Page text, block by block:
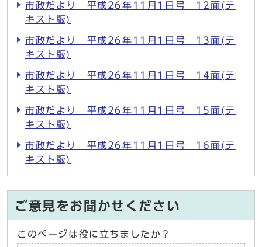
市政だより 平成26年11月1日号 12面(テ
キスト版)
市政だより 平成26年11月1日号 13面(テ
キスト版)
市政だより 平成26年11月1日号 14面(テ
キスト版)
市政だより 平成26年11月1日号 15面(テ
キスト版)
市政だより 平成26年11月1日号 16面(テ
キスト版)
ご意見をお聞かせください
このページは役に立ちましたか？